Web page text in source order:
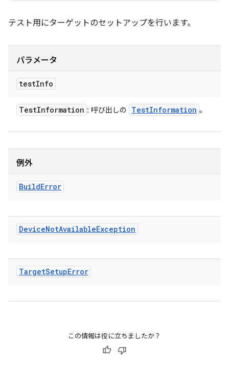
テスト用にターゲットのセットアップを行います。
パラメータ
testInfo
TestInformation : 呼び出しの TestInformation 。
例外
BuildError
DeviceNotAvailableException
TargetSetupError
この情報は役に立ちましたか？